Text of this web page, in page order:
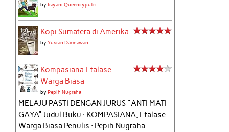
byIrayani Queencyputri
Kopi Sumatera di Amerika
byYusran Darmawan
Kompasiana Etalase
Warga Biasa
byPepih Nugraha
MELAJU PASTI DENGAN JURUS "ANTI MATI
GAYA" Judul Buku : KOMPASIANA, Etalase
Warga Biasa Penulis : Pepih Nugraha